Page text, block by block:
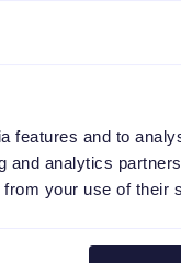
features and to
and analytics
from your use of their
succès, nous
votre
la checklist